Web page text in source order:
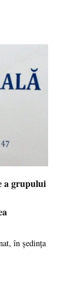
a grupului
în ședința